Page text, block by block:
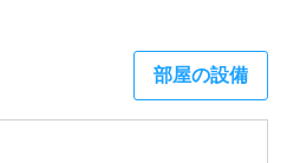
部屋の設備